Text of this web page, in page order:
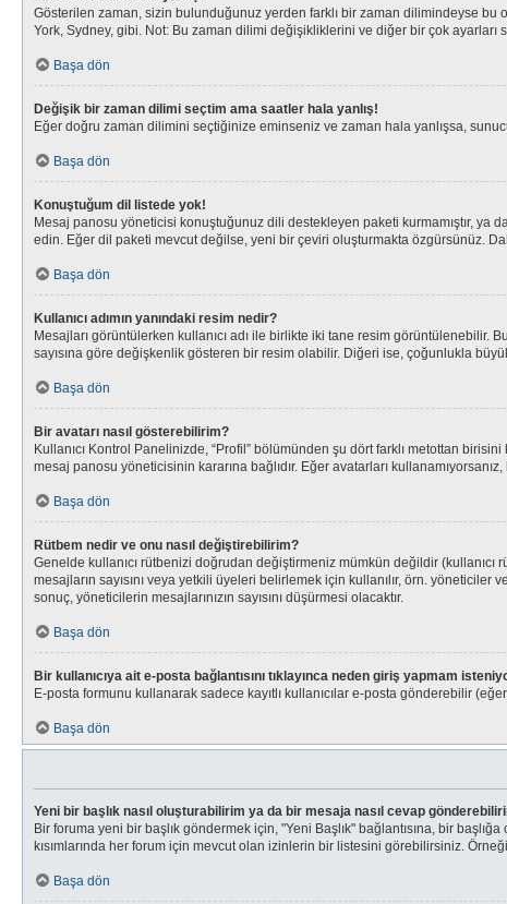
Gösterilen zaman, sizin bulunduğunuz yerden farklı bir zaman dilimindeyse bu
York, Sydney, gibi. Not: Bu zaman dilimi değişikliklerini ve diğer bir çok ayarları
Başa dön
Değişik bir zaman dilimi seçtim ama saatler hala yanlış!
Eğer doğru zaman dilimini seçtiğinize eminseniz ve zaman hala yanlışsa,
Başa dön
Konuştuğum dil listede yok!
Mesaj panosu yöneticisi konuştuğunuz dili destekleyen paketi kurmamıştır, ya
edin. Eğer dil paketi mevcut değilse, yeni bir çeviri oluşturmakta özgürsünüz.
Başa dön
Kullanıcı adımın yanındaki resim nedir?
Mesajları görüntülerken kullanıcı adı ile birlikte iki tane resim
sayısına göre değişkenlik gösteren bir resim olabilir. Diğeri ise, çoğunlukla
Başa dön
Bir avatarı nasıl gösterebilirim?
Kullanıcı Kontrol Panelinizde, “Profil” bölümünden şu dört farklı metottan
mesaj panosu yöneticisinin kararına bağlıdır. Eğer avatarları
Başa dön
Rütbem nedir ve onu nasıl değiştirebilirim?
Genelde kullanıcı rütbenizi doğrudan değiştirmeniz mümkün değildir
mesajların sayısını veya yetkili üyeleri belirlemek için kullanılır, örn.
sonuç, yöneticilerin mesajlarınızın sayısını düşürmesi olacaktır.
Başa dön
Bir kullanıcıya ait e-posta bağlantısını tıklayınca neden giriş yapmam
E-posta formunu kullanarak sadece kayıtlı kullanıcılar e-posta gönderebilir
Başa dön
Yeni bir başlık nasıl oluşturabilirim ya da bir mesaja nasıl cevap
Bir foruma yeni bir başlık göndermek için, "Yeni Başlık" bağlantısına, bir
kısımlarında her forum için mevcut olan izinlerin bir listesini görebilirsiniz.
Başa dön